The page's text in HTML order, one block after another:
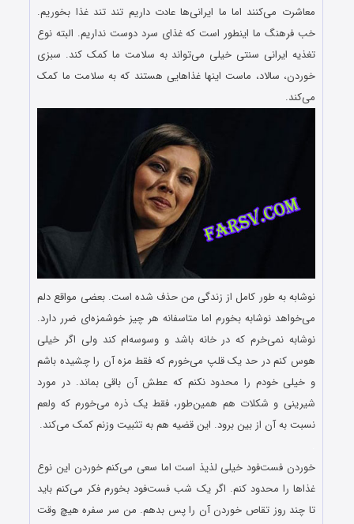
معاشرت می‌کنند اما ما ایرانی‌ها عادت داریم تند تند غذا بخوریم.
خب فرهنگ ما اینطور است که غذای سرد دوست نداریم. البته نوع
تغذیه ایرانی سنتی خیلی می‌تواند به سلامت ما کمک کند. سبزی
خوردن، سالاد، ماست اینها غذاهایی هستند که به سلامت ما کمک
می‌کند.
نوشابه به طور کامل از زندگی من حذف شده است. بعضی مواقع دلم
می‌خواهد نوشابه بخورم اما متاسفانه هر چیز خوشمزه‌‌ای ضرر دارد.
نوشابه نمی‌خرم که در خانه باشد و وسوسه‌ام کند ولی اگر خیلی
هوس کنم در حد یک قلپ می‌خورم که فقط مزه آن را چشیده باشم
و خیلی خودم را محدود نکنم که عطش آن باقی بماند. در مورد
شیرینی و شکلات هم همین‌طور، فقط یک ذره می‌خورم که ولعم
نسبت به آن از بین برود. این قضیه هم به تثبیت وزنم کمک می‌کند.
خوردن فست‌فود خیلی لذیذ است اما سعی می‌کنم خوردن این نوع
غذاها را محدود کنم. اگر یک شب فست‌فود بخورم فکر می‌کنم باید
تا چند روز تقاص خوردن آن را پس بدهم. من سر سفره هیچ وقت